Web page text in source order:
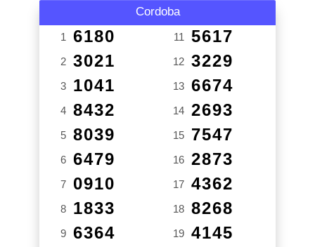
Cordoba
1 6180
2 3021
3 1041
4 8432
5 8039
6 6479
7 0910
8 1833
9 6364
11 5617
12 3229
13 6674
14 2693
15 7547
16 2873
17 4362
18 8268
19 4145